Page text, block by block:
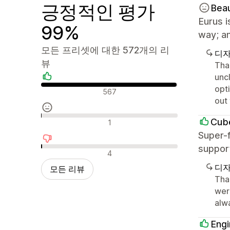
긍정적인 평가
99%
모든 프리셋에 대한 572개의 리
뷰
긍정적인 리뷰 567
중립적인 리뷰 1
부정적인 리뷰 4
모든 리뷰
Eurus
way;
디
out
디